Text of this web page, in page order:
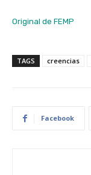
Original de FEMP
TAGS creencias
Facebook